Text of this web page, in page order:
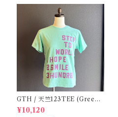
GTH / 天竺123TEE (Green)
/ Size 1
¥10,120